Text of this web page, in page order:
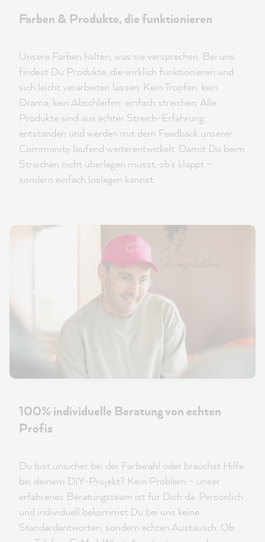
Farben & Produkte, die funktionieren
Unsere Farben halten, was sie versprechen. Bei uns
findest Du Produkte, die wirklich funktionieren und
sich leicht verarbeiten lassen. Kein Tropfen, kein
Drama, kein Abschleifen: einfach streichen. Alle
Produkte sind aus echter Streich-Erfahrung
entstanden und werden mit dem Feedback unserer
Community laufend weiterentwickelt. Damit Du beim
Streichen nicht überlegen musst, ob’s klappt –
sondern einfach loslegen kannst.
100% individuelle Beratung von echten
Profis
Du bist unsicher bei der Farbwahl oder brauchst Hilfe
bei deinem DIY-Projekt? Kein Problem – unser
erfahrenes Beratungsteam ist für Dich da. Persönlich
und individuell bekommst Du bei uns keine
Standardantworten, sondern echten Austausch. Ob